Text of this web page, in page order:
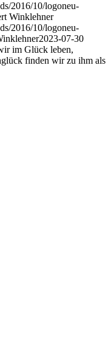
2016/10/logoneu-
Winklehner
2016/10/logoneu-
2023-07-30
im Glück leben,
finden wir zu ihm als